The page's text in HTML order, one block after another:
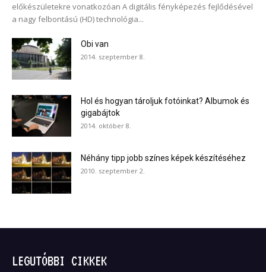
előkészületekre vonatkozóan A digitális fényképezés fejlődésével
a nagy felbontású (HD) technológia...
Obi van
2014. szeptember 8.
Hol és hogyan tároljuk fotóinkat? Albumok és
gigabájtok
2014. október 8.
Néhány tipp jobb színes képek készítéséhez
2010. szeptember 2.
LEGUTÓBBI CIKKEK